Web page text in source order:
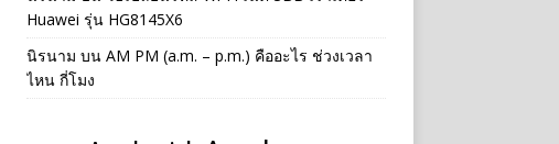
Huawei รุ่น HG8145X6
นิรนาม บน AM PM (a.m. – p.m.) คืออะไร ช่วงเวลา
ไหน กี่โมง